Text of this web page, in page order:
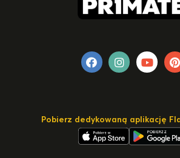
Pobierz dedykowaną aplikację